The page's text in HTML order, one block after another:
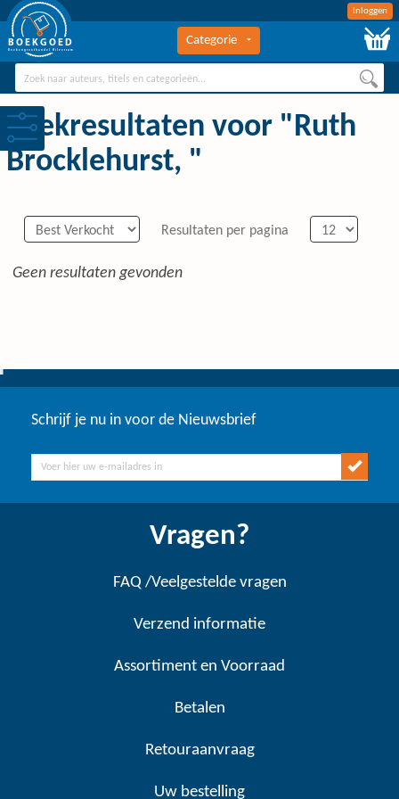
Inloggen
BOEKGOED
Boekengroothandel Hilversum
Categorie
Zoekresultaten voor "Ruth
Brocklehurst, "
Resultaten per pagina
Geen resultaten gevonden
Schrijf je nu in voor de Nieuwsbrief
Vragen?
FAQ /Veelgestelde vragen
Verzend informatie
Assortiment en Voorraad
Betalen
Retouraanvraag
Uw bestelling